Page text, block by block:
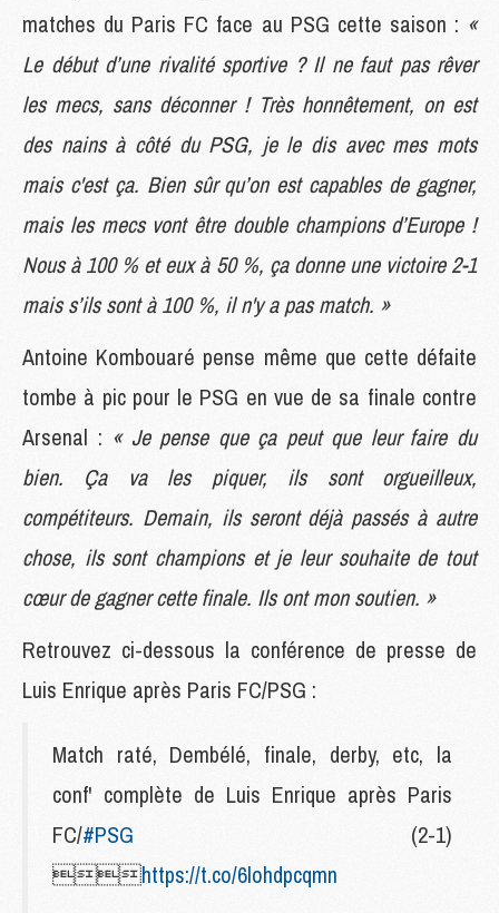
matches du Paris FC face au PSG cette saison : «
Le début d’une rivalité sportive ? Il ne faut pas rêver
les mecs, sans déconner ! Très honnêtement, on est
des nains à côté du PSG, je le dis avec mes mots
mais c'est ça. Bien sûr qu’on est capables de gagner,
mais les mecs vont être double champions d’Europe !
Nous à 100 % et eux à 50 %, ça donne une victoire 2-1
mais s’ils sont à 100 %, il n'y a pas match. »
Antoine Kombouaré pense même que cette défaite
tombe à pic pour le PSG en vue de sa finale contre
Arsenal : « Je pense que ça peut que leur faire du
bien. Ça va les piquer, ils sont orgueilleux,
compétiteurs. Demain, ils seront déjà passés à autre
chose, ils sont champions et je leur souhaite de tout
cœur de gagner cette finale. Ils ont mon soutien. »
Retrouvez ci-dessous la conférence de presse de
Luis Enrique après Paris FC/PSG :
Match raté, Dembélé, finale, derby, etc, la
conf' complète de Luis Enrique après Paris
FC/#PSG (2-1)
https://t.co/6lohdpcqmn